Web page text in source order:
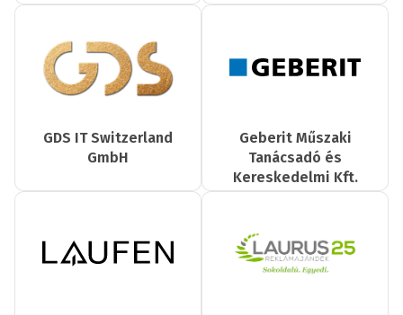
GDS IT Switzerland
GmbH
Geberit Műszaki
Tanácsadó és
Kereskedelmi Kft.